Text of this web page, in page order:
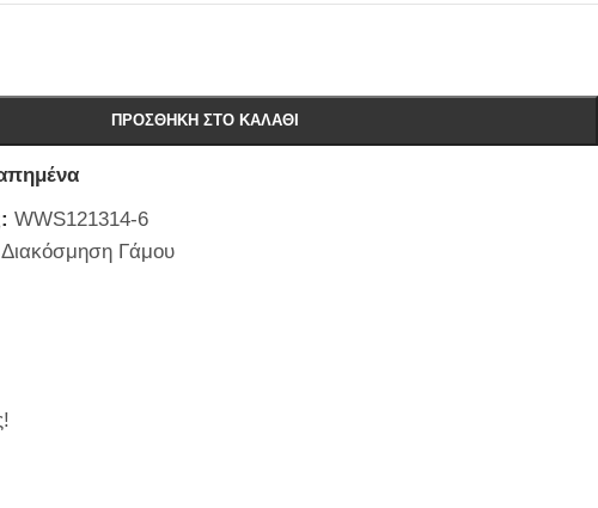
ΠΡΟΣΘΉΚΗ ΣΤΟ ΚΑΛΆΘΙ
WWS121314-6
Διακόσμηση Γάμου